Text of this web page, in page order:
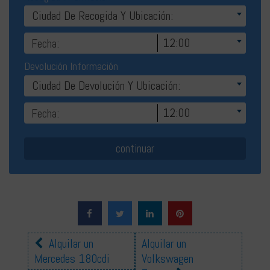
Ciudad De Recogida Y Ubicación:
12:00
Devolución Información
Ciudad De Devolución Y Ubicación:
12:00
Otros
coches
Alquilar un
Mercedes 180cdi
Alquilar un
Volkswagen